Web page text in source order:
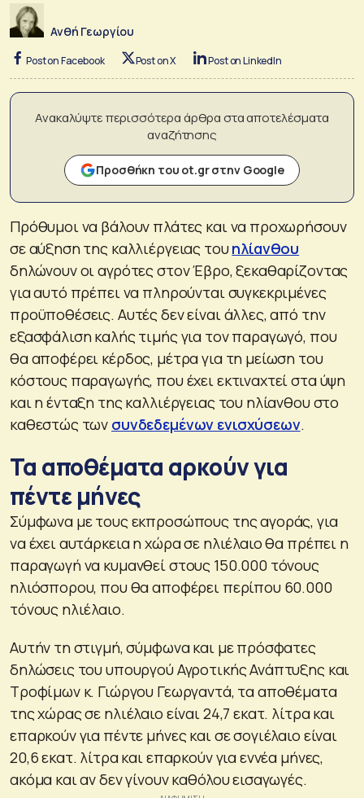
Ανθή Γεωργίου
Post on Facebook Post on X Post on LinkedIn
Ανακαλύψτε περισσότερα άρθρα στα αποτελέσματα
αναζήτησης
Προσθήκη του ot.gr στην Google
Πρόθυμοι να βάλουν πλάτες και να προχωρήσουν
σε αύξηση της καλλιέργειας τουηλίανθου
δηλώνουν οι αγρότες στον Έβρο, ξεκαθαρίζοντας
για αυτό πρέπει να πληρούνται συγκεκριμένες
προϋποθέσεις. Αυτές δεν είναι άλλες, από την
εξασφάλιση καλής τιμής για τον παραγωγό, που
θα αποφέρει κέρδος, μέτρα για τη μείωση του
κόστους παραγωγής, που έχει εκτιναχτεί στα ύψη
και η ένταξη της καλλιέργειας του ηλίανθου στο
καθεστώς των συνδεδεμένων ενισχύσεων.
Τα αποθέματα αρκούν για
πέντε μήνες
Σύμφωνα με τους εκπροσώπους της αγοράς, για
να έχει αυτάρκεια η χώρα σε ηλιέλαιο θα πρέπει η
παραγωγή να κυμανθεί στους 150.000 τόνους
ηλιόσπορου, που θα αποφέρει περίπου 60.000
τόνους ηλιέλαιο.
Αυτήν τη στιγμή, σύμφωνα και με πρόσφατες
δηλώσεις του υπουργού Αγροτικής Ανάπτυξης και
Τροφίμων κ. Γιώργου Γεωργαντά, τα αποθέματα
της χώρας σε ηλιέλαιο είναι 24,7 εκατ. λίτρα και
επαρκούν για πέντε μήνες και σε σογιέλαιο είναι
20,6 εκατ. λίτρα και επαρκούν για εννέα μήνες,
ακόμα και αν δεν γίνουν καθόλου εισαγωγές.